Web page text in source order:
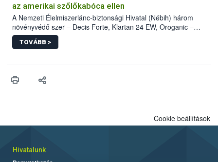
az amerikai szőlőkabóca ellen
A Nemzeti Élelmiszerlánc-biztonsági Hivatal (Nébih) három
növényvédő szer – Decis Forte, Klartan 24 EW, Oroganic –
engedélyokiratát módosította, így azok a szüretet követően,
egészen a vesszőérettség (BBCH 91) stádiumáig
érésű szőlőkben is legyen lehetőség a károsító elleni további
felhasználók számára is elérhető és ökológiai termesztésben is
TOVÁBB >
Cookie beállítások
Hivatalunk